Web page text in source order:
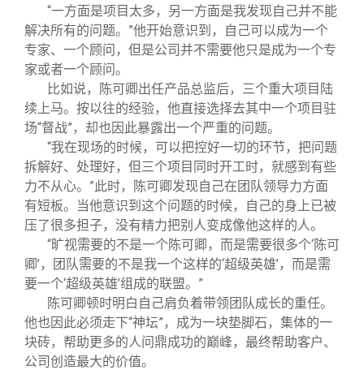
“一方面是项目太多，另一方面是我发现自己并不能
解决所有的问题。”他开始意识到，自己可以成为一个
专家、一个顾问，但是公司并不需要他只是成为一个专
家或者一个顾问。
比如说，陈可卿出任产品总监后，三个重大项目陆
续上马。按以往的经验，他直接选择去其中一个项目驻
场“督战”，却也因此暴露出一个严重的问题。
“我在现场的时候，可以把控好一切的环节，把问题
拆解好、处理好，但三个项目同时开工时，就感到有些
力不从心。”此时，陈可卿发现自己在团队领导力方面
有短板。当他意识到这个问题的时候，自己的身上已被
压了很多担子，没有精力把别人变成像他这样的人。
“旷视需要的不是一个陈可卿，而是需要很多个‘陈可
卿’，团队需要的不是我一个这样的‘超级英雄’，而是需
要一个‘超级英雄’组成的联盟。”
陈可卿顿时明白自己肩负着带领团队成长的重任。
他也因此必须走下“神坛”，成为一块垫脚石，集体的一
块砖，帮助更多的人问鼎成功的巅峰，最终帮助客户、
公司创造最大的价值。